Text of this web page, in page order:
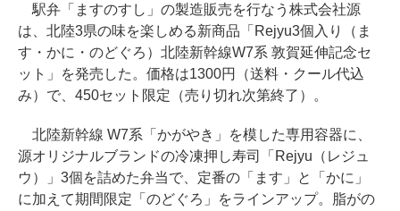
駅弁「ますのすし」の製造販売を行なう株式会社源
は、北陸3県の味を楽しめる新商品「Rejyu3個入り（ま
す・かに・のどぐろ）北陸新幹線W7系 敦賀延伸記念セ
ット」を発売した。価格は1300円（送料・クール代込
み）で、450セット限定（売り切れ次第終了）。
北陸新幹線 W7系「かがやき」を模した専用容器に、
源オリジナルブランドの冷凍押し寿司「Rejyu（レジュ
ウ）」3個を詰めた弁当で、定番の「ます」と「かに」
に加えて期間限定「のどぐろ」をラインアップ。脂がの